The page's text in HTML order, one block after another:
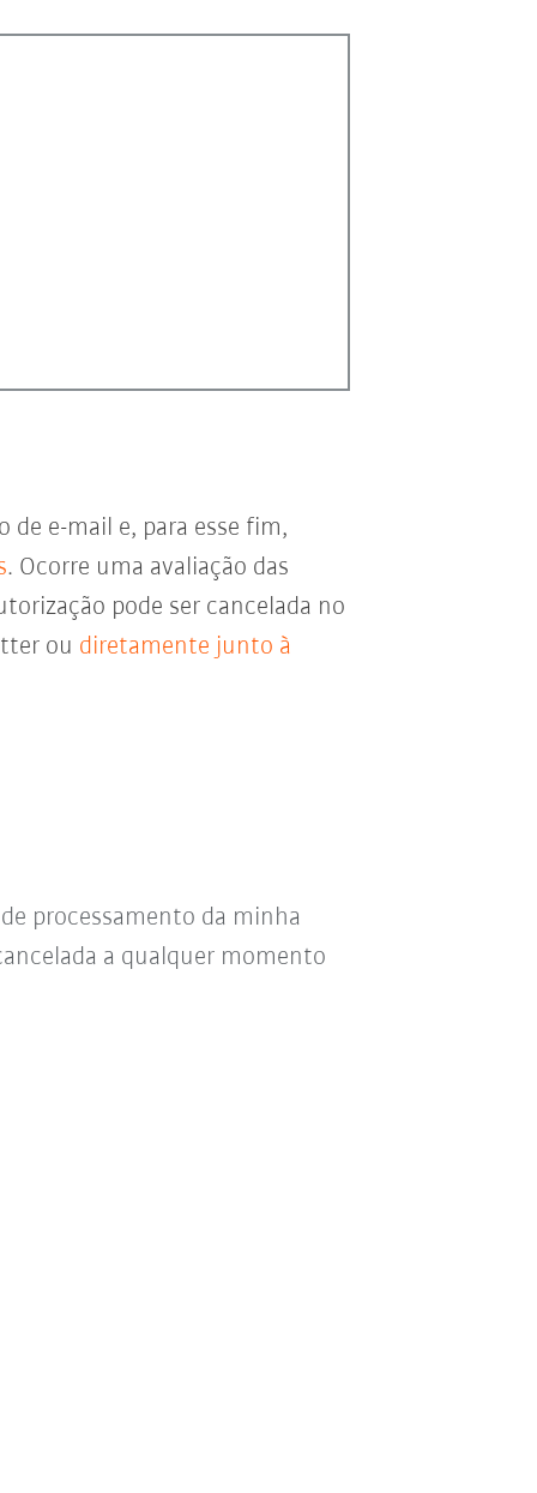
de e-mail e, para esse fim,
. Ocorre uma avaliação das
pode ser cancelada no
ou diretamente junto à
processamento da minha
a qualquer momento